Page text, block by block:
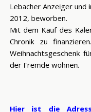
Lebacher Anzeiger und
2012, beworben.
Mit dem Kauf des
Chronik zu
Weihnachtsgeschenk
der Fremde wohnen.
Hier ist die